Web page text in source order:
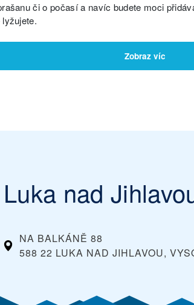
či o počasí a navíc budete moci
Zobraz víc
Luka nad
NA BALKÁNĚ 88
588 22 LUKA NAD JIHLAVOU,